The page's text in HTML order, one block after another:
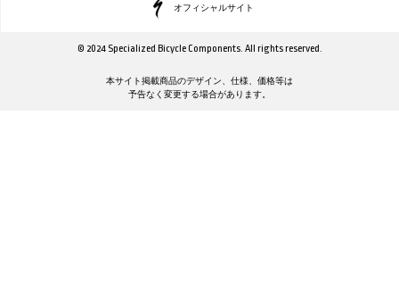
オフィシャルサイト
© 2024 Specialized Bicycle Components. All rights reserved.
本サイト掲載商品のデザイン、仕様、価格等は
予告なく変更する場合があります。